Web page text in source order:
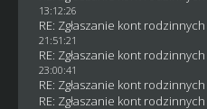
13:12:26
RE: Zgłaszanie kont rodzinnych
21:51:21
RE: Zgłaszanie kont rodzinnych
23:00:41
RE: Zgłaszanie kont rodzinnych
RE: Zgłaszanie kont rodzinnych